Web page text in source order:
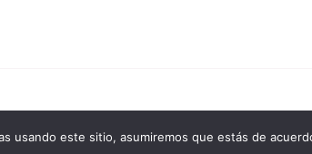
usando este sitio, asumiremos que estás de